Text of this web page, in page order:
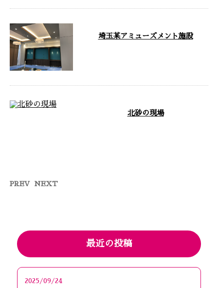
埼玉某アミューズメント施設
北砂の現場
PREV NEXT
最近の投稿
2025/09/24